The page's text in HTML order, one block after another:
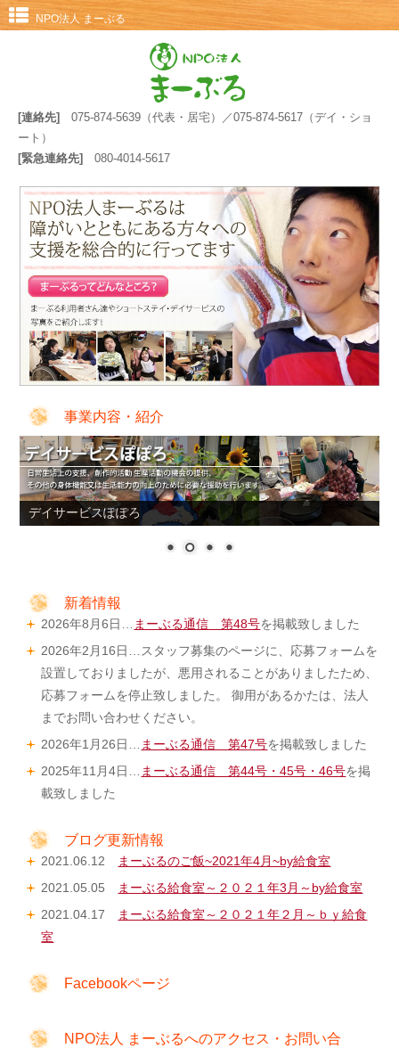
NPO法人 まーぶる
[連絡先]
075-874-5639（代表・居宅）／075-874-5617（デイ・ショ
ート）
[緊急連絡先]
080-4014-5617
事業内容・紹介
デイサービスぽぽろ
新着情報
2026年8月6日… まーぶる通信 第48号を掲載致しました
2026年2月16日…スタッフ募集のページに、応募フォームを
設置しておりましたが、悪用されることがありましたため、
応募フォームを停止致しました。 御用があるかたは、法人
までお問い合わせください。
2026年1月26日…
まーぶる通信 第47号を掲載致しました
2025年11月4日…
まーぶる通信 第44号・45号・46号を掲
載致しました
ブログ更新情報
2021.06.12
まーぶるのご飯~2021年4月~by給食室
2021.05.05
まーぶる給食室～２０２１年3月～by給食室
2021.04.17
まーぶる給食室～２０２１年２月～ｂｙ給食
室
Facebookページ
NPO法人 まーぶるへのアクセス・お問い合